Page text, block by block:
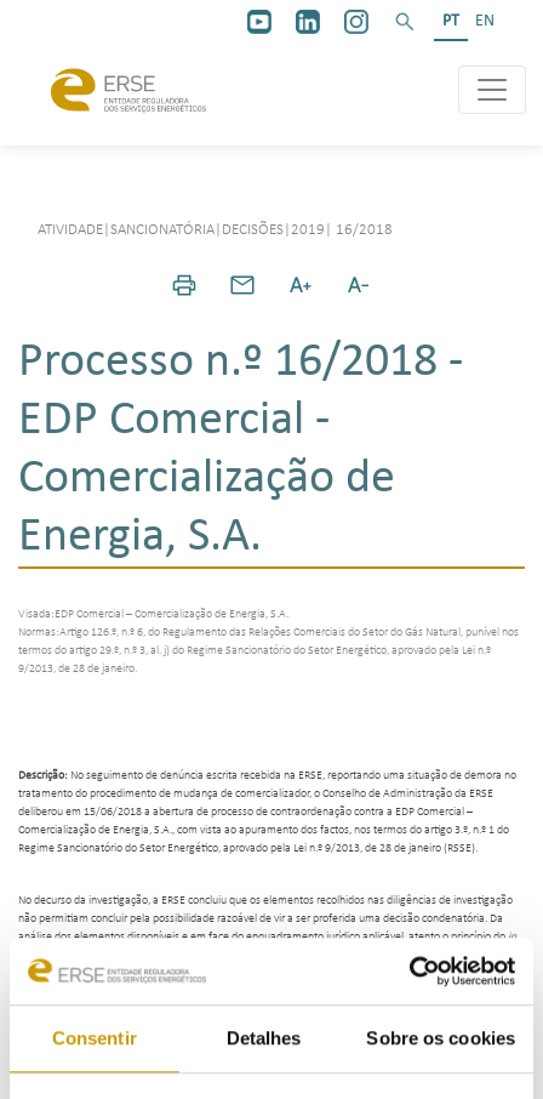
Consentir Detalhes Sobre os cookies
PT EN
ATIVIDADE SANCIONATÓRIA DECISÕES 2019 16/2018
Processo n.º 16/2018 -
EDP Comercial -
Comercialização de
Energia, S.A.
Visada:EDP Comercial – Comercialização de Energia, S.A.
Normas:Artigo 126.º, n.º 6, do Regulamento das Relações Comerciais do Setor do Gás Natural, punível nos
termos do artigo 29.º, n.º 3, al. j) do Regime Sancionatório do Setor Energético, aprovado pela Lei n.º
9/2013, de 28 de janeiro.
Descrição: No seguimento de denúncia escrita recebida na ERSE, reportando uma situação de demora no
tratamento do procedimento de mudança de comercializador, o Conselho de Administração da ERSE
deliberou em 15/06/2018 a abertura de processo de contraordenação contra a EDP Comercial –
Comercialização de Energia, S.A., com vista ao apuramento dos factos, nos termos do artigo 3.º, n.º 1 do
Regime Sancionatório do Setor Energético, aprovado pela Lei n.º 9/2013, de 28 de janeiro (RSSE).
No decurso da investigação, a ERSE concluiu que os elementos recolhidos nas diligências de investigação
não permitiam concluir pela possibilidade razoável de vir a ser proferida uma decisão condenatória. Da
análise dos elementos disponíveis e em face do enquadramento jurídico aplicável, atento o princípio do in
, verificou-se que os factos não eram passíveis de constituir prática de contraordenação
punível pela ERSE, por não consubstanciarem a violação de norma prevista no Regime Sancionatório.
do processo.